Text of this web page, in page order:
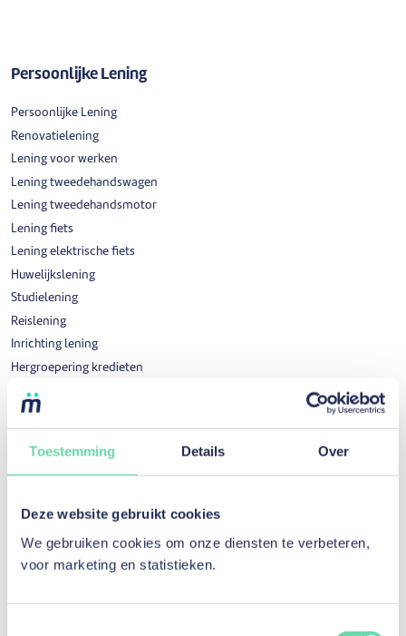
Toestemming Details Over
Deze website gebruikt cookies
We gebruiken cookies om onze diensten te verbeteren,
voor marketing en statistieken.
Persoonlijke Lening
Persoonlijke Lening
Renovatielening
Lening voor werken
Lening tweedehandswagen
Lening tweedehandsmotor
Lening fiets
Lening elektrische fiets
Huwelijkslening
Studielening
Reislening
Inrichting lening
Hergroepering kredieten
Uw kredietopening of creditcard opzeggen
Beloning voor correcte terugbetaling
Investering in materieel
Aankoop van diensten